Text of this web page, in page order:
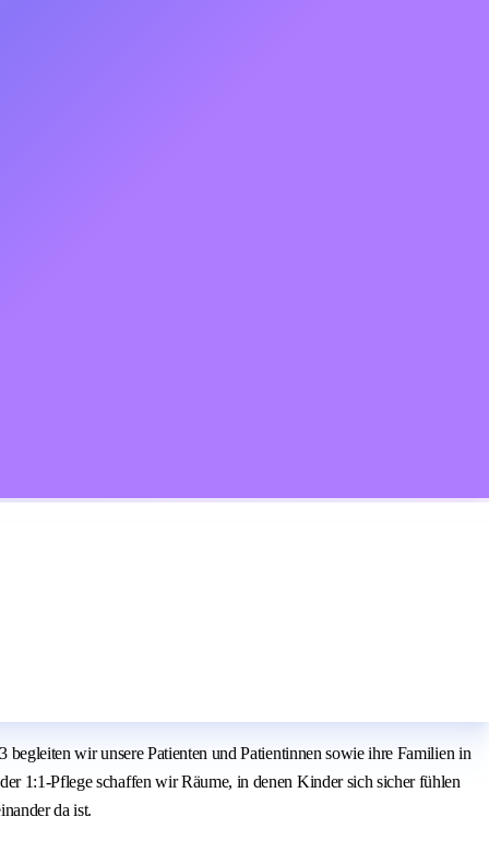
wir unsere Patienten und Patientinnen sowie ihre Familien in
1:1‑Pflege schaffen wir Räume, in denen Kinder sich sicher fühlen
da ist.